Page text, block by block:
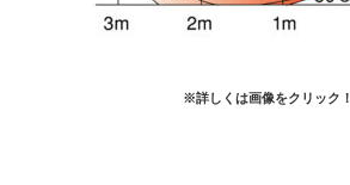
※詳しくは画像をクリック！